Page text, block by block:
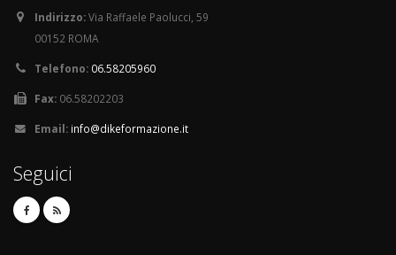
Indirizzo:Via Raffaele Paolucci, 59
00152 ROMA
Telefono: 06.58205960
Fax: 06.58202203
Email: info@dikeformazione.it
Seguici